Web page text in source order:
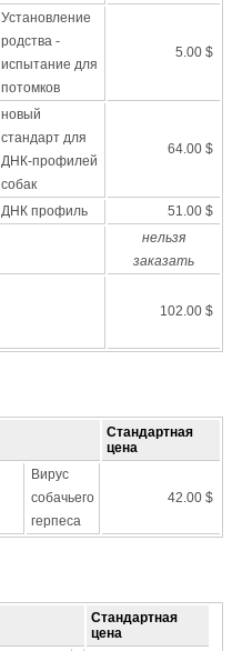
Установление
родства -
испытание для
потомков
5.00 $
новый
стандарт для
ДНК-профилей
собак
64.00 $
ДНК профиль
51.00 $
нельзя
заказать
102.00 $
Стандартная
цена
Вирус
собачьего
герпеса
42.00 $
Стандартная
цена